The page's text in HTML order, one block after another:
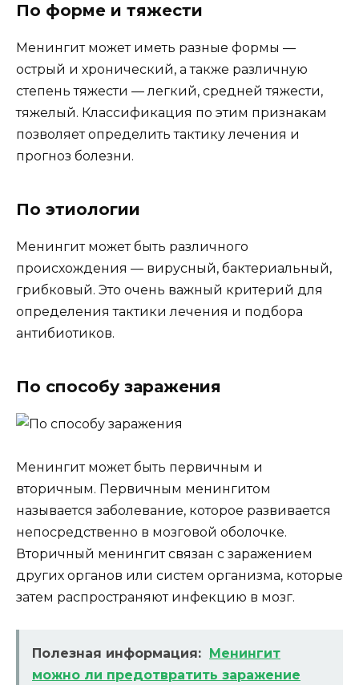
По форме и тяжести
Менингит может иметь разные формы —
острый и хронический, а также различную
степень тяжести — легкий, средней тяжести,
тяжелый. Классификация по этим признакам
позволяет определить тактику лечения и
прогноз болезни.
По этиологии
Менингит может быть различного
происхождения — вирусный, бактериальный,
грибковый. Это очень важный критерий для
определения тактики лечения и подбора
антибиотиков.
По способу заражения
Менингит может быть первичным и
вторичным. Первичным менингитом
называется заболевание, которое развивается
непосредственно в мозговой оболочке.
Вторичный менингит связан с заражением
других органов или систем организма, которые
затем распространяют инфекцию в мозг.
Полезная информация:
Менингит
можно ли предотвратить заражение